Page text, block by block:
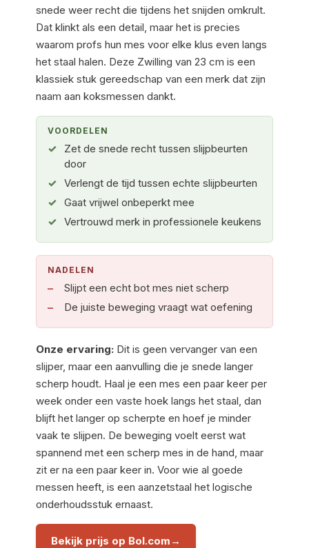
snede weer recht die tijdens het snijden omkrult.
Dat klinkt als een detail, maar het is precies
waarom profs hun mes voor elke klus even langs
het staal halen. Deze Zwilling van 23 cm is een
klassiek stuk gereedschap van een merk dat zijn
naam aan koksmessen dankt.
VOORDELEN
Zet de snede recht tussen slijpbeurten
door
Verlengt de tijd tussen echte slijpbeurten
Gaat vrijwel onbeperkt mee
Vertrouwd merk in professionele keukens
NADELEN
Slijpt een echt bot mes niet scherp
De juiste beweging vraagt wat oefening
Onze ervaring: Dit is geen vervanger van een
slijper, maar een aanvulling die je snede langer
scherp houdt. Haal je een mes een paar keer per
week onder een vaste hoek langs het staal, dan
blijft het langer op scherpte en hoef je minder
vaak te slijpen. De beweging voelt eerst wat
spannend met een scherp mes in de hand, maar
zit er na een paar keer in. Voor wie al goede
messen heeft, is een aanzetstaal het logische
onderhoudsstuk ernaast.
Bekijk prijs op Bol.com